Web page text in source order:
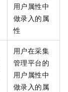
用户属性中
做录入的属
性
用户在采集
管理平台的
用户属性中
做录入的属